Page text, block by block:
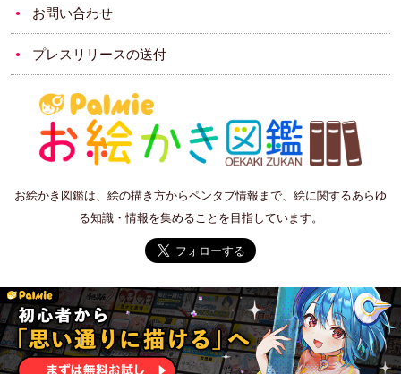
お問い合わせ
プレスリリースの送付
お絵かき図鑑は、絵の描き方からペンタブ情報まで、絵に関するあらゆ
る知識・情報を集めることを目指しています。